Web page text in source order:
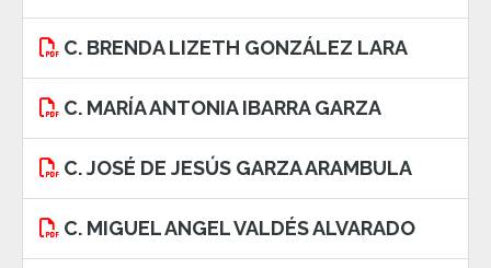
C. BRENDA LIZETH GONZÁLEZ LARA
C. MARÍA ANTONIA IBARRA GARZA
C. JOSÉ DE JESÚS GARZA ARAMBULA
C. MIGUEL ANGEL VALDÉS ALVARADO